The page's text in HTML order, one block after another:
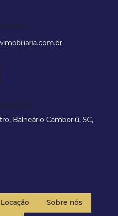
, Balneário Camboriú, SC,
Locação Sobre nós